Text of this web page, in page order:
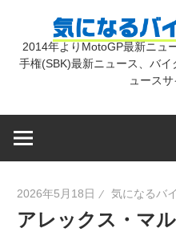
2014年よりMotoGP最新ニュ
手権(SBK)最新ニュース、バ
ュースサ
2026年5月18日 気になるバ
アレックス・マ